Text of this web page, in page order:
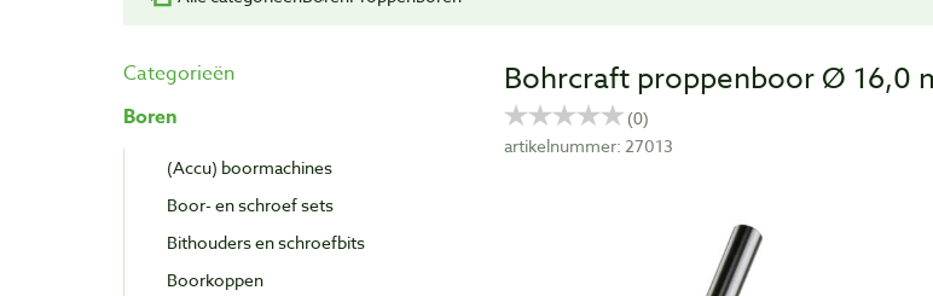
Categorieën
Boren
(Accu) boormachines
Boor- en schroef sets
Bithouders en schroefbits
Boorkoppen
Bohrcraft proppenboor Ø 16,0
artikelnummer: 27013